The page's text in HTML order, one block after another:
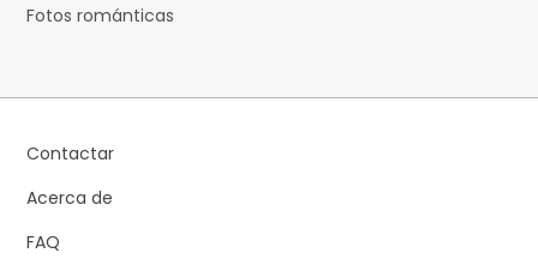
Fotos románticas
Contactar
Acerca de
FAQ